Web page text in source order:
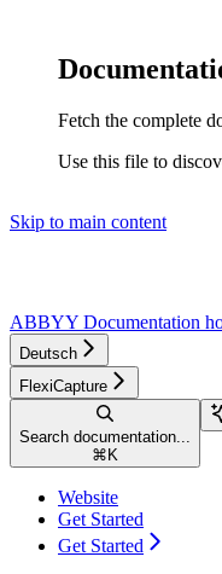
Fetch the complete
Use this file to
Skip to main content
ABBYY Documentation
Deutsch
FlexiCapture
Search documentation...
⌘ K
Website
Get Started
Get Started